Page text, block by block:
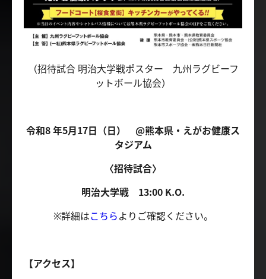
（招待試合 明治大学戦ポスター 九州ラグビーフ
ットボール協会）
令和8 年5月17日（日） @熊本県・えがお健康ス
タジアム
〈招待試合〉
明治大学戦 13:00 K.O.
※詳細はこちらよりご確認ください。
【アクセス】